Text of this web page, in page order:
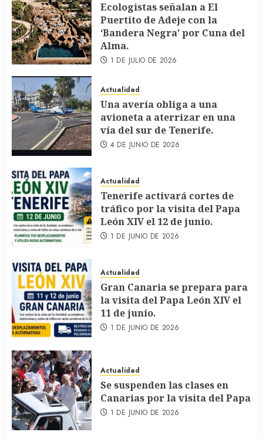
Ecologistas señalan a El
Puertito de Adeje con la
‘Bandera Negra’ por Cuna del
Alma.
1 DE JULIO DE 2026
Actualidad
Una avería obliga a una
avioneta a aterrizar en una
vía del sur de Tenerife.
4 DE JUNIO DE 2026
Actualidad
Tenerife activará cortes de
tráfico por la visita del Papa
León XIV el 12 de junio.
1 DE JUNIO DE 2026
Actualidad
Gran Canaria se prepara para
la visita del Papa León XIV el
11 de junio.
1 DE JUNIO DE 2026
Actualidad
Se suspenden las clases en
Canarias por la visita del Papa
1 DE JUNIO DE 2026